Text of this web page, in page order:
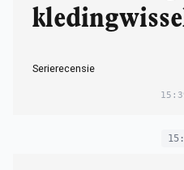
Seriere­cen­sie